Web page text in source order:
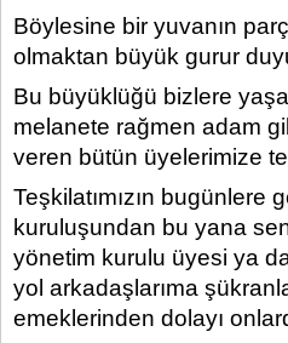
Böylesine bir yuvanın
olmaktan büyük gurur
Bu büyüklüğü bizlere
melanete rağmen adam
veren bütün üyelerimize
Teşkilatımızın bugünlere
kuruluşundan bu yana
yönetim kurulu üyesi ya
yol arkadaşlarıma
emeklerinden dolayı